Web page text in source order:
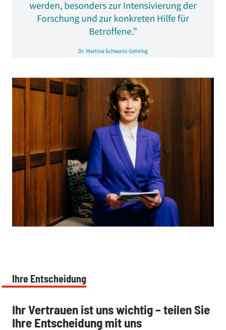
Ihre Entscheidung
:Ihr Vertrauen ist uns wichtig – teilen Sie
Ihre Entscheidung mit uns